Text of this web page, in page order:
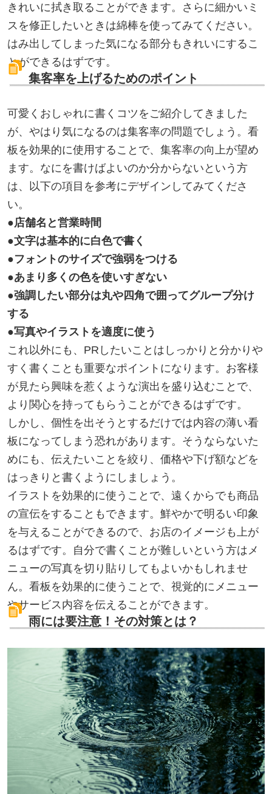
きれいに拭き取ることができます。さらに細かいミ
スを修正したいときは綿棒を使ってみてください。
はみ出してしまった気になる部分もきれいにするこ
とができるはずです。
集客率を上げるためのポイント
可愛くおしゃれに書くコツをご紹介してきました
が、やはり気になるのは集客率の問題でしょう。看
板を効果的に使用することで、集客率の向上が望め
ます。なにを書けばよいのか分からないという方
は、以下の項目を参考にデザインしてみてくださ
い。
●店舗名と営業時間
●文字は基本的に白色で書く
●フォントのサイズで強弱をつける
●あまり多くの色を使いすぎない
●強調したい部分は丸や四角で囲ってグループ分け
する
●写真やイラストを適度に使う
これ以外にも、PRしたいことはしっかりと分かりや
すく書くことも重要なポイントになります。お客様
が見たら興味を惹くような演出を盛り込むことで、
より関心を持ってもらうことができるはずです。
しかし、個性を出そうとするだけでは内容の薄い看
板になってしまう恐れがあります。そうならないた
めにも、伝えたいことを絞り、価格や下げ額などを
はっきりと書くようにしましょう。
イラストを効果的に使うことで、遠くからでも商品
の宣伝をすることもできます。鮮やかで明るい印象
を与えることができるので、お店のイメージも上が
るはずです。自分で書くことが難しいという方はメ
ニューの写真を切り貼りしてもよいかもしれませ
ん。看板を効果的に使うことで、視覚的にメニュー
やサービス内容を伝えることができます。
雨には要注意！その対策とは？